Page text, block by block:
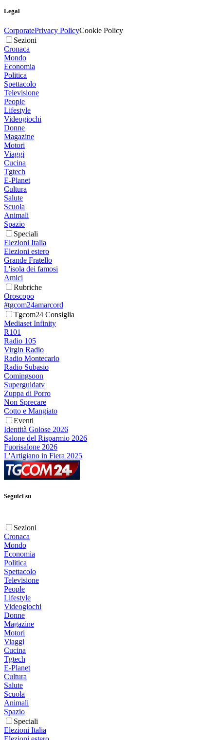
Legal
CorporatePrivacy PolicyCookie Policy
Sezioni
Cronaca
Mondo
Economia
Politica
Spettacolo
Televisione
People
Lifestyle
Videogiochi
Donne
Magazine
Motori
Viaggi
Cucina
Tgtech
E-Planet
Cultura
Salute
Scuola
Animali
Spazio
Speciali
Elezioni Italia
Elezioni estero
Grande Fratello
L'isola dei famosi
Amici
Rubriche
Oroscopo
#tgcom24amarcord
Tgcom24 Consiglia
Mediaset Infinity
R101
Radio 105
Virgin Radio
Radio Montecarlo
Radio Subasio
Comingsoon
Superguidatv
Zuppa di Porro
Non Sprecare
Cotto e Mangiato
Eventi
Identità Golose 2026
Salone del Risparmio 2026
Fuorisalone 2026
L'Artigiano in Fiera 2025
Seguici su
Sezioni
Cronaca
Mondo
Economia
Politica
Spettacolo
Televisione
People
Lifestyle
Videogiochi
Donne
Magazine
Motori
Viaggi
Cucina
Tgtech
E-Planet
Cultura
Salute
Scuola
Animali
Spazio
Speciali
Elezioni Italia